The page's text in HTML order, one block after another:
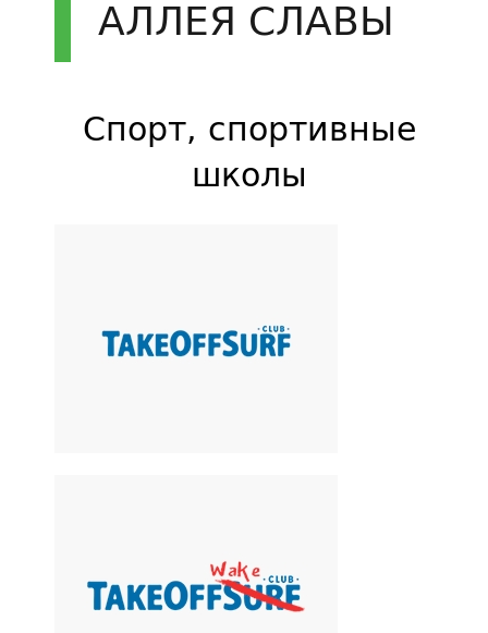
АЛЛЕЯ СЛАВЫ
Спорт, спортивные
школы
Школа Take off Surf Club
Обучение кайтсёрфингу
Take Off Wake Club
Вейк парк